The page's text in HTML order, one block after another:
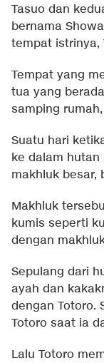
Tasuo dan
bernama
tempat istrinya,
Tempat yang
tua yang
samping
Suatu hari
ke dalam
makhluk besar,
Makhluk
kumis seperti
dengan
Sepulang dari
ayah dan
dengan Totoro.
Totoro saat ia
Lalu Totoro